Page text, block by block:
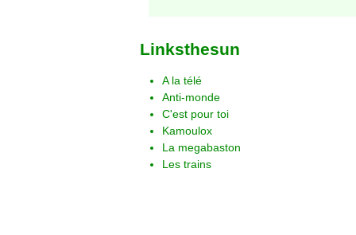
Linksthesun
A la télé
Anti-monde
C'est pour toi
Kamoulox
La megabaston
Les trains